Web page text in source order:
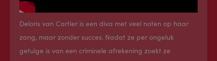
Deloris van Cartier is een diva met veel noten op haar
zang, maar zonder succes. Nadat ze per ongeluk
getuige is van een criminele afrekening zoekt ze